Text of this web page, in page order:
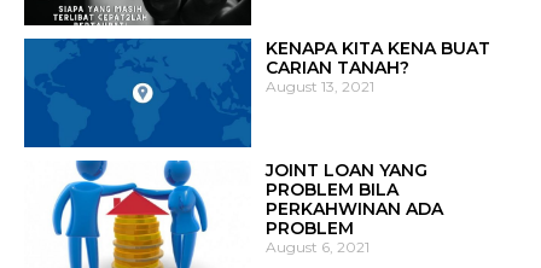
KENAPA KITA KENA BUAT
CARIAN TANAH?
August 13, 2021
JOINT LOAN YANG
PROBLEM BILA
PERKAHWINAN ADA
PROBLEM
August 6, 2021